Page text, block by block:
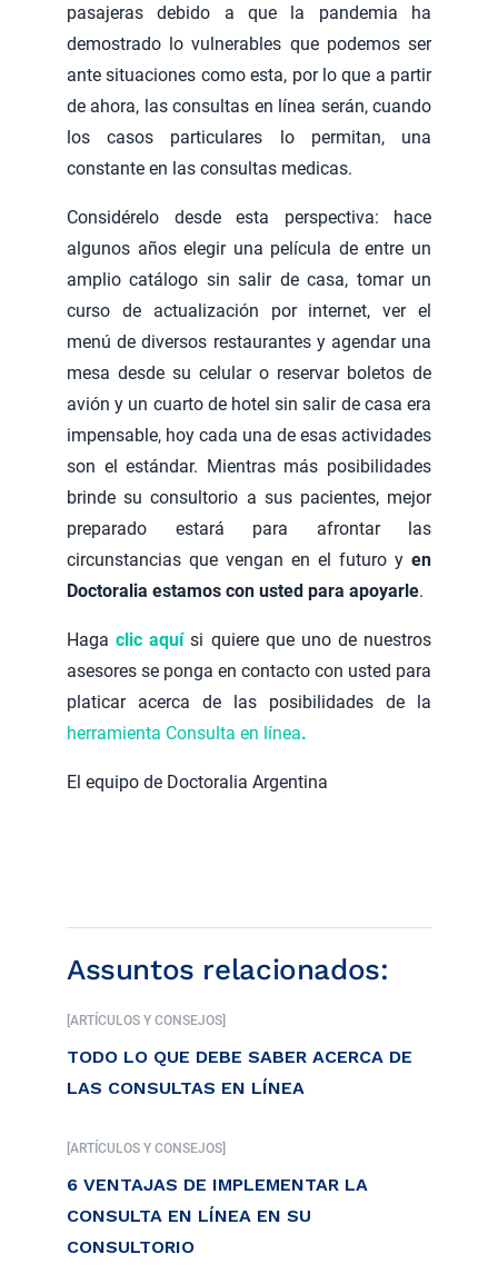
pasajeras debido a que la pandemia ha
demostrado lo vulnerables que podemos ser
ante situaciones como esta, por lo que a partir
de ahora, las consultas en línea serán, cuando
los casos particulares lo permitan, una
constante en las consultas medicas.
Considérelo desde esta perspectiva: hace
algunos años elegir una película de entre un
amplio catálogo sin salir de casa, tomar un
curso de actualización por internet, ver el
menú de diversos restaurantes y agendar una
mesa desde su celular o reservar boletos de
avión y un cuarto de hotel sin salir de casa era
impensable, hoy cada una de esas actividades
son el estándar. Mientras más posibilidades
brinde su consultorio a sus pacientes, mejor
preparado estará para afrontar las
circunstancias que vengan en el futuro y en
Doctoralia estamos con usted para apoyarle.
Hagaclic aquí si quiere que uno de nuestros
asesores se ponga en contacto con usted para
platicar acerca de las posibilidades de la
herramienta Consulta en línea.
El equipo de Doctoralia Argentina
Assuntos relacionados:
[ARTÍCULOS Y CONSEJOS]
TODO LO QUE DEBE SABER ACERCA DE
LAS CONSULTAS EN LÍNEA
[ARTÍCULOS Y CONSEJOS]
6 VENTAJAS DE IMPLEMENTAR LA
CONSULTA EN LÍNEA EN SU
CONSULTORIO